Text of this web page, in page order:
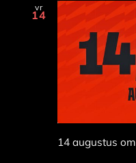
vr
14
14 augustus